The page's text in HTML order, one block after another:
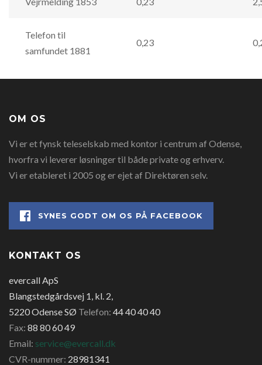
Telefon til
samfundet 1881
0,23
OM OS
Vi er et fynsk teleselskab med kontor i centrum af Odense,
hvorfra vi leverer løsninger til både private og erhverv.
Vi er etableret i 2005 og er ejet af Direktøren selv.
SYNES GODT OM OS PÅ FACEBOOK
KONTAKT OS
evercall ApS
Blangstedgårdsvej 1, kl. 2,
5220 Odense SØ Telefon: 44 40 40 40
Fax: 88 80 60 49
Email: service@evercall.dk
CVR-nummer: 28981341